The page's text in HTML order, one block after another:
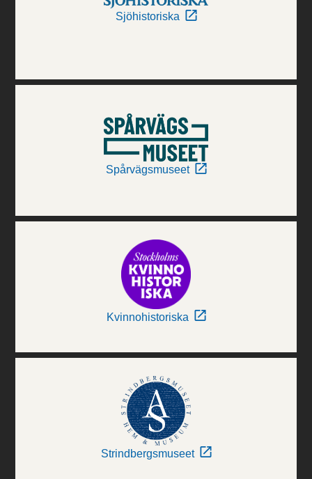
Sjöhistoriska
Spårvägsmuseet
Kvinnohistoriska
Strindbergsmuseet